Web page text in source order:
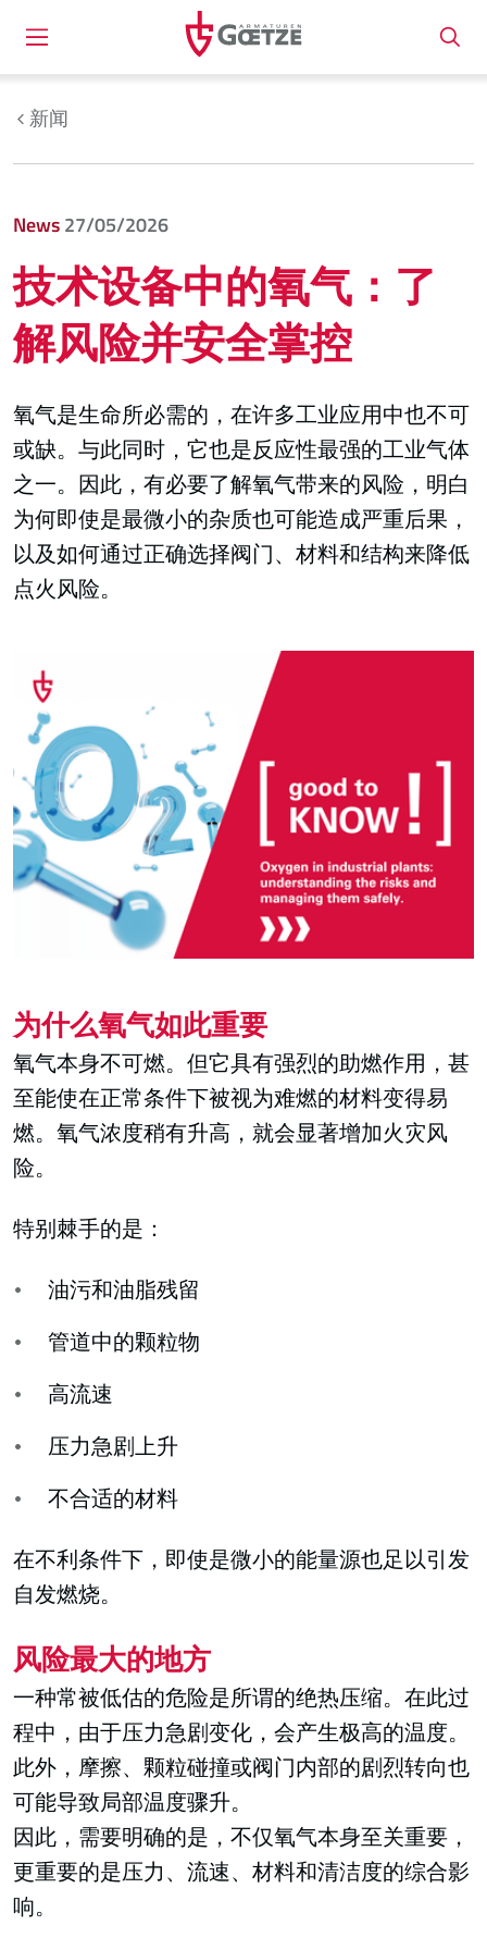
新闻
News27/05/2026
技术设备中的氧气：了
解风险并安全掌控
氧气是生命所必需的，在许多工业应用中也不可
或缺。与此同时，它也是反应性最强的工业气体
之一。因此，有必要了解氧气带来的风险，明白
为何即使是最微小的杂质也可能造成严重后果，
以及如何通过正确选择阀门、材料和结构来降低
点火风险。
为什么氧气如此重要
氧气本身不可燃。但它具有强烈的助燃作用，甚
至能使在正常条件下被视为难燃的材料变得易
燃。氧气浓度稍有升高，就会显著增加火灾风
险。
特别棘手的是：
油污和油脂残留
管道中的颗粒物
高流速
压力急剧上升
不合适的材料
在不利条件下，即使是微小的能量源也足以引发
自发燃烧。
风险最大的地方
一种常被低估的危险是所谓的绝热压缩。在此过
程中，由于压力急剧变化，会产生极高的温度。
此外，摩擦、颗粒碰撞或阀门内部的剧烈转向也
可能导致局部温度骤升。
因此，需要明确的是，不仅氧气本身至关重要，
更重要的是压力、流速、材料和清洁度的综合影
响。